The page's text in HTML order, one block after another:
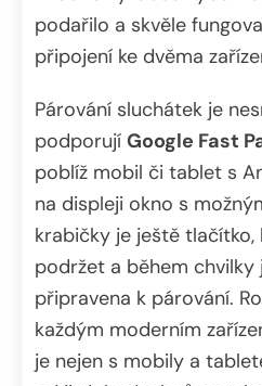
podařilo a skvěle
připojení ke dvěma
Párování sluchátek je
podporují Google Fast
poblíž mobil či tablet s
na displeji okno s
krabičky je ještě
podržet a během chvilky
připravena k párování.
každým moderním
je nejen s mobily a